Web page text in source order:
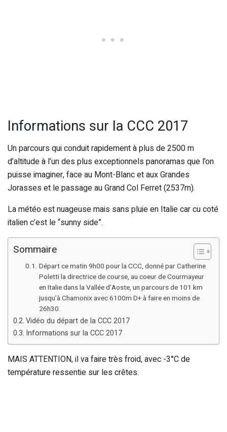
Informations sur la CCC 2017
Un parcours qui conduit rapidement à plus de 2500 m
d’altitude à l’un des plus exceptionnels panoramas que l’on
puisse imaginer, face au Mont-Blanc et aux Grandes
Jorasses et le passage au Grand Col Ferret (2537m).
La météo est nuageuse mais sans pluie en Italie car cu coté
italien c’est le “sunny side”.
Sommaire
Départ ce matin 9h00 pour la CCC, donné par Catherine
Poletti la directrice de course, au coeur de Courmayeur
en Italie dans la Vallée d’Aoste, un parcours de 101 km
jusqu’à Chamonix avec 6100m D+ à faire en moins de
26h30.
Vidéo du départ de la CCC 2017
Informations sur la CCC 2017
MAIS ATTENTION, il va faire très froid, avec -3°C de
température ressentie sur les crêtes.